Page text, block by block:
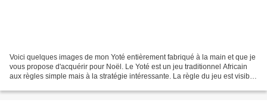
Voici quelques images de mon Yoté entièrement fabriqué à la main et que je
vous propose d'acquérir pour Noël. Le Yoté est un jeu traditionnel Africain
aux règles simple mais à la stratégie intéressante. La règle du jeu est visible